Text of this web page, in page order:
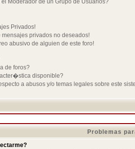
Moderador de un Grupo de Usuarios?
Privados!
privados no deseados!
abusivo de alguien de este foro!
de foros?
disponible?
a abusos y/o temas legales sobre este
Problemas